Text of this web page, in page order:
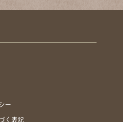
ー
く表記